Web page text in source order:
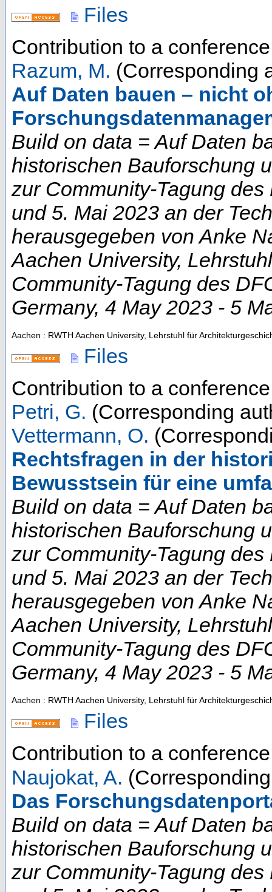
Files
Contribution to a
Razum, M. (Corresponding
Auf Daten bauen – nicht
Build on data = Auf Daten
historischen Bauforschung
zur Community-Tagung
und 5. Mai 2023 an der
herausgegeben von Anke
Aachen University,
Community-Tagung des
Germany, 4 May 2023 - 5
Aachen : RWTH Aachen University, Lehrstuhl für
Files
Contribution to a
Petri, G. (Corresponding
Vettermann, O.
Rechtsfragen in der
Bewusstsein für eine
Build on data = Auf Daten
historischen Bauforschung
zur Community-Tagung
und 5. Mai 2023 an der
herausgegeben von Anke
Aachen University,
Community-Tagung des
Germany, 4 May 2023 - 5
Aachen : RWTH Aachen University, Lehrstuhl für
Files
Contribution to a
Naujokat, A.
Das
Build on data = Auf Daten
historischen Bauforschung
zur Community-Tagung